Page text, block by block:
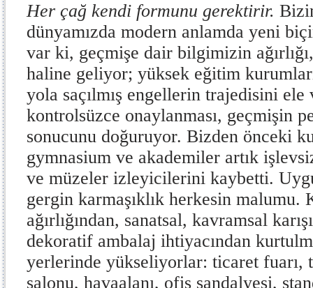
Her çağ kendi formunu gerektirir.
dünyamızda modern anlamda yeni
var ki, geçmişe dair bilgimizin
haline geliyor; yüksek eğitim
yola saçılmış engellerin trajedisini
kontrolsüzce onaylanması, geçmişin
sonucunu doğuruyor. Bizden önceki
gymnasium ve akademiler artık
ve müzeler izleyicilerini kaybetti.
gergin karmaşıklık herkesin malumu.
ağırlığından, sanatsal, kavramsal
dekoratif ambalaj ihtiyacından
yerlerinde yükseliyorlar: ticaret fuarı,
salonu, havaalanı, ofis sandalyesi,